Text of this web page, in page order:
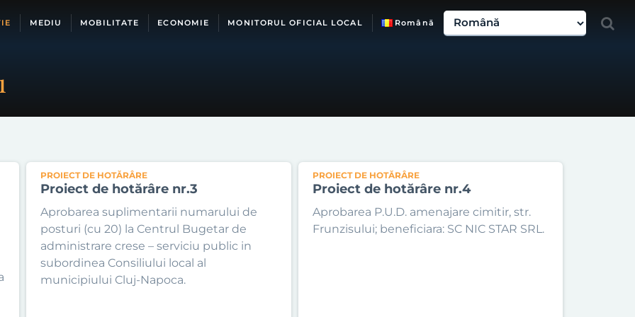
MEDIU MOBILITATE ECONOMIE MONITORUL OFICIAL LOCAL Română
PROIECT DE HOTĂRÂRE
Proiect de hotărâre nr.3
Aprobarea suplimentarii numarului de
posturi (cu 20) la Centrul Bugetar de
administrare crese – serviciu public in
subordinea Consiliului local al
municipiului Cluj-Napoca.
PROIECT DE HOTĂRÂRE
Proiect de hotărâre nr.4
Aprobarea P.U.D. amenajare cimitir, str.
Frunzisului; beneficiara: SC NIC STAR SRL.